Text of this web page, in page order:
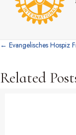
Posts
navigation
← Evangelisches Hospiz
Related